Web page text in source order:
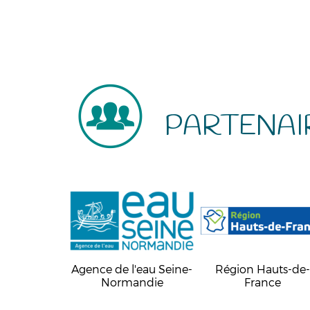
Agence de l'eau Seine-
Normandie
Région Hauts-de-
France